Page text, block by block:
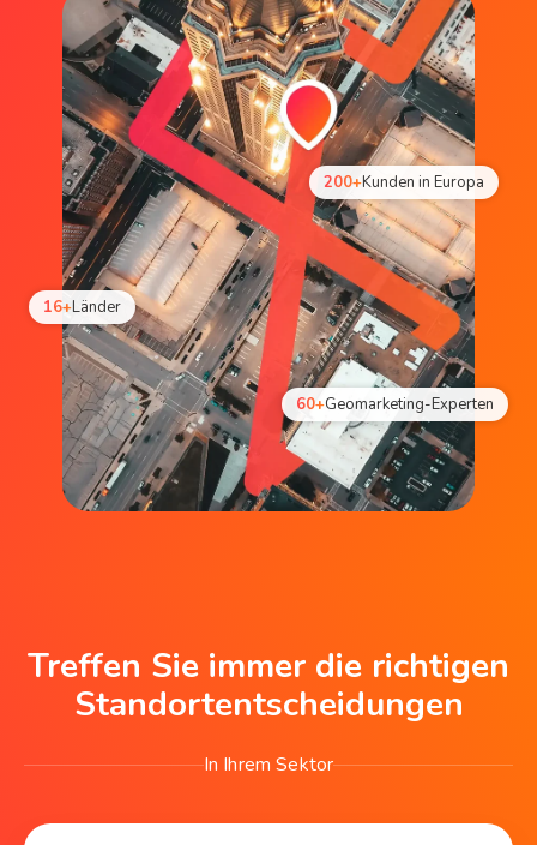
200+Kunden in Europa
16+Länder
60+Geomarketing-Experten
Treffen Sie immer die richtigen
Standortentscheidungen
In Ihrem Sektor